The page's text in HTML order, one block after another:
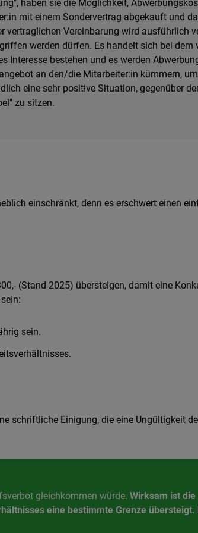
haben sie die Möglichkeit,
mit einem Sondervertrag abgekauft und
vertraglichen Vereinbarung wird ausführlich
werden dürfen. Es handelt sich bei dem
Interesse bestehen und es werden
an den/die Mitarbeiter:in kümmern,
eine sehr positive Situation, gegenüber
zu sitzen.
einschränkt, denn es erschwert einen
(Stand 2025) übersteigen, damit eine
sein.
schriftliche Einigung, die eine Ungültigkeit
gleichkommen würde. Wirksam ist die
eine bestimmte Grenze übersteigt.